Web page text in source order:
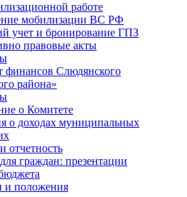
работе
мобилизации ВС РФ
учет и бронирование ГПЗ
правовые акты
Слюдянского
района»
о Комитете
о доходах муниципальных
отчетность
граждан: презентации
и положения